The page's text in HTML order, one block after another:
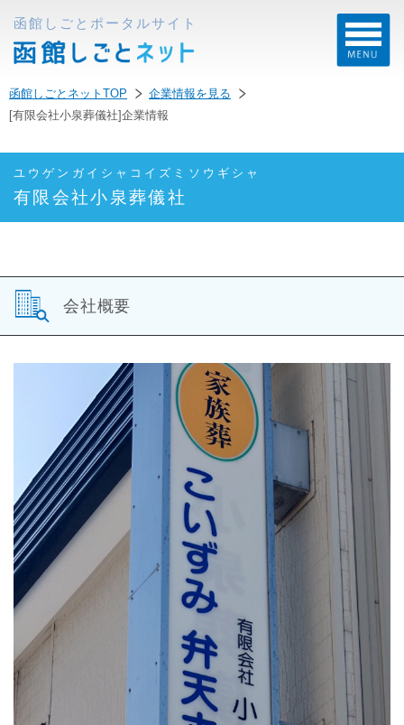
函館しごとポータルサイト
函館しごとネットTOP
企業情報を見る
[有限会社小泉葬儀社]企業情報
ユウゲンガイシャコイズミソウギシャ
有限会社小泉葬儀社
会社概要